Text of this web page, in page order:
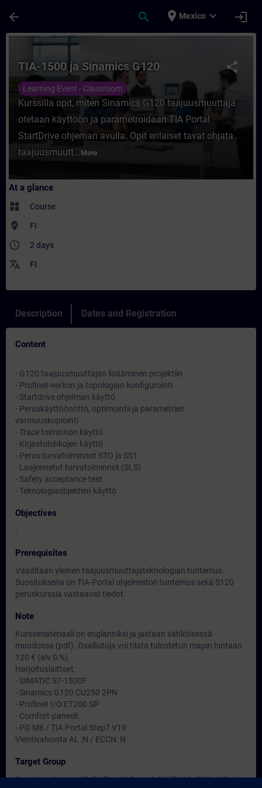
arrow_back search place Mexico expand_more login
Course - TIA-1500 ja Sinamics G120 -
share
TIA-1500 ja Sinamics G120
Learning Event - Classroom
Kurssilla opit, miten Sinamics G120 taajuusmuuttaja
otetaan käyttöön ja parametroidaan TIA Portal
StartDrive ohjeman avulla. Opit erilaiset tavat ohjata
taajuusmuutt... More
At a glance
widgets Course
where_to_vote FI
access_time 2 days
translate FI
Description Dates and Registration
Content
- G120 taajuusmuuttajan lisääminen projektiin
- Profinet-verkon ja topologian konfigurointi
- Startdrive ohjelman käyttö
- Peruskäyttöönotto, optimointii ja parametrien
varmuuskopiointi
- Trace toiminnon käyttö
- Kirjastolohkojen käyttö
- Perus turvatoiminnot STO ja SS1
- Laajennetut turvatoiminnot (SLS)
- Safety acceptance test
- Teknologiaobjektien käyttö
Objectives
-
Prerequisites
Vaaditaan yleinen taajuusmuuttajateknologian tuntemus.
Suosituksena on TIA-Portal ohjelmiston tuntemus sekä S120
peruskurssia vastaavat tiedot.
Note
Kurssimateriaali on englanniksi ja jaetaan sähköisessä
muodossa (pdf). Osallistuja voi tilata tulostetun mapin hintaan
120 € (alv 0 %).
Harjoituslaitteet:
- SIMATIC S7-1500F
- Sinamics G120 CU250 2PN
- Profinet I/O ET200 SP
- Comfort-paneeli
- PG M6 / TIA Portal Step7 V19
Vientivalvonta AL :N / ECCN: N
Target Group
Kurssi sopii suunnittelijoille, ohjelman tekijöille, käyttöönottto- ja